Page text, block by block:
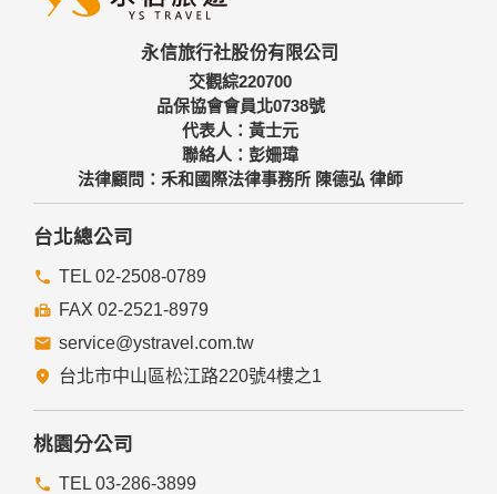
三、資料之保護
備及必要的安全防護措施，加以保護網站及您的個人資料採用
嚴格的保護措施，只由經過授權的人員才能接觸您的個人資
料，相關處理人員皆簽有保密合約，如有違反保密義務者，將
會受到相關的法律處分。
如因業務需要有必要委託其他單位提供服務時，本網站亦會嚴
格要求其遵守保密義務，並且採取必要檢查程序以確定其將確
實遵守。
四、網站對外的相關連結
提供的連結，點選進入其他網站。但該連結網站不適用本網站
的隱私權保護政策，您必須參考該連結網站中的隱私權保護政
策。
五、與第三人共用個人資料之政策
本網站絕不會提供、交換、出租或出售任何您的個人資料給其
他個人、團體、私人企業或公務機關，但有法律依據或合約義
務者，不在此限。
前項但書之情形包括不限於：
永信旅行社股份有限公司
交觀綜220700
品保協會會員北0738號
代表人：黃士元
聯絡人：彭姍瑋
法律顧問：禾和國際法律事務所 陳德弘 律師
台北總公司
TEL 02-2508-0789
FAX 02-2521-8979
service@ystravel.com.tw
台北市中山區松江路220號4樓之1
桃園分公司
TEL 03-286-3899